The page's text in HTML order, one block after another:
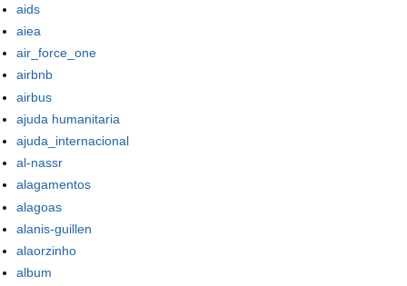
aids
aiea
air_force_one
airbnb
airbus
ajuda humanitaria
ajuda_internacional
al-nassr
alagamentos
alagoas
alanis-guillen
alaorzinho
album